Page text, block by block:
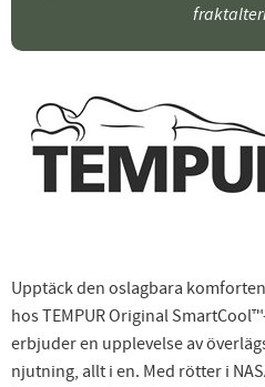
Upptäck den oslagbara
hos TEMPUR Original
erbjuder en upplevelse av
njutning, allt i en. Med rötter i